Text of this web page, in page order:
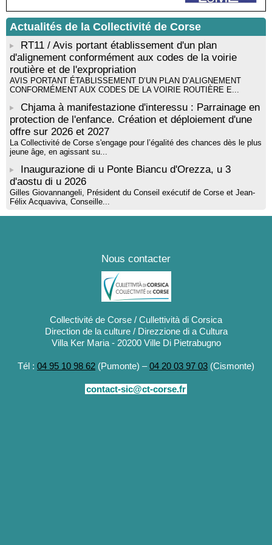
par Alexandre Dominati - Mediateca territuriale di Santa Lucia di
Tallà
Actualités de la Collectivité de Corse
RT11 / Avis portant établissement d'un plan
d'alignement conformément aux codes de la voirie
routière et de l'expropriation
AVIS PORTANT ÉTABLISSEMENT D’UN PLAN D’ALIGNEMENT
CONFORMÉMENT AUX CODES DE LA VOIRIE ROUTIÈRE E...
Chjama à manifestazione d'interessu : Parrainage en
protection de l'enfance. Création et déploiement d'une
offre sur 2026 et 2027
La Collectivité de Corse s'engage pour l’égalité des chances dès le plus
jeune âge, en agissant su...
Inaugurazione di u Ponte Biancu d'Orezza, u 3
d'aostu di u 2026
Gilles Giovannangeli, Président du Conseil exécutif de Corse et Jean-
Félix Acquaviva, Conseille...
Nous contacter
Collectivité de Corse / Cullettività di Corsica
Direction de la culture / Direzzione di a Cultura
Villa Ker Maria - 20200 Ville Di Pietrabugno
Tél : 04 95 10 98 62 (Pumonte) –04 20 03 97 03 (Cismonte)
contact-sic@ct-corse.fr